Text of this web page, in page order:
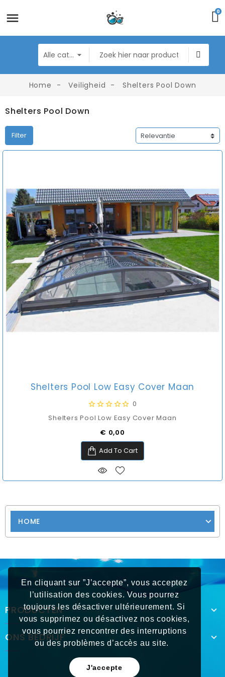
En cliquant sur ”J’accepte”, vous acceptez
l’utilisation des cookies. Vous pourrez
toujours les désactiver ultérieurement. Si
vous supprimez ou désactivez nos cookies,
vous pourriez rencontrer des interruptions
ou des problèmes d’accès au site.
J'accepte
0
Home Veiligheid Shelters Pool Down
HOME
Shelters Pool Down
Filter
Shelters Pool Low Easy Cover Maan
0
Shelters Pool Low Easy Cover Maan
Prijs
€ 0,00
Add To Cart
PRODUCTEN
ONS BEDRIJF